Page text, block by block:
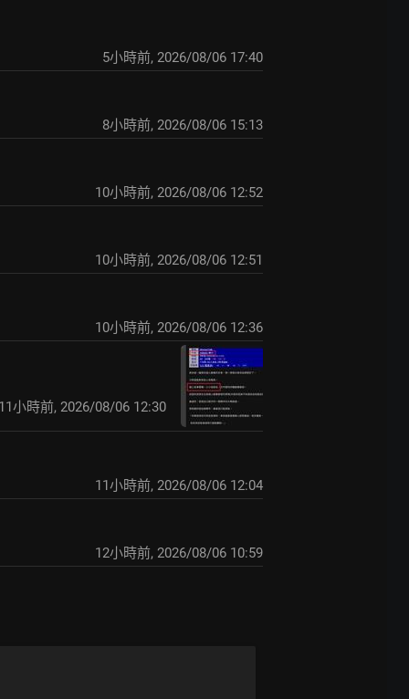
5小時前, 2026/08/06 17:40
8小時前, 2026/08/06 15:13
10小時前, 2026/08/06 12:52
10小時前, 2026/08/06 12:51
10小時前, 2026/08/06 12:36
小時前, 2026/08/06 12:30
11小時前, 2026/08/06 12:04
12小時前, 2026/08/06 10:59